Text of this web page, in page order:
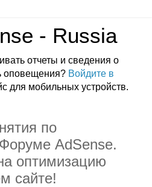
- Russia
отчеты и сведения о
оповещения? Войдите в
для мобильных устройств.
по
AdSense.
оптимизацию
сайте!